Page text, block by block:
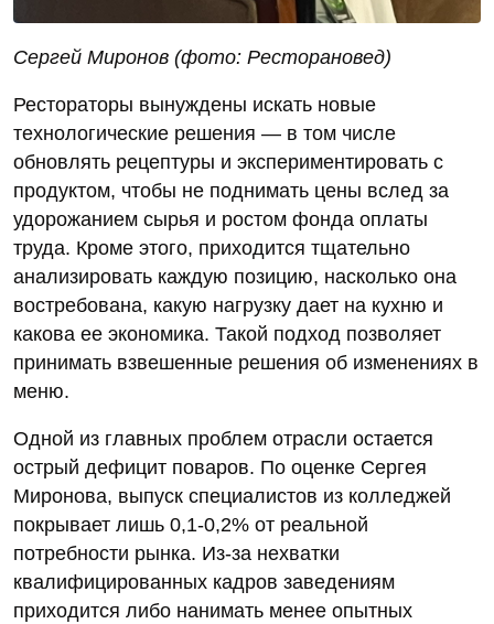
Сергей Миронов (фото: Ресторановед)
Рестораторы вынуждены искать новые
технологические решения — в том числе
обновлять рецептуры и экспериментировать с
продуктом, чтобы не поднимать цены вслед за
удорожанием сырья и ростом фонда оплаты
труда. Кроме этого, приходится тщательно
анализировать каждую позицию, насколько она
востребована, какую нагрузку дает на кухню и
какова ее экономика. Такой подход позволяет
принимать взвешенные решения об изменениях в
меню.
Одной из главных проблем отрасли остается
острый дефицит поваров. По оценке Сергея
Миронова, выпуск специалистов из колледжей
покрывает лишь 0,1-0,2% от реальной
потребности рынка. Из‑за нехватки
квалифицированных кадров заведениям
приходится либо нанимать менее опытных